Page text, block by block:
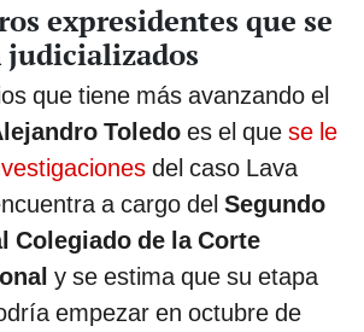
expresidentes que se
que tiene más avanzando el
Toledo es el que se le
del caso Lava
a cargo del Segundo
Colegiado de la Corte
y se estima que su etapa
empezar en octubre de